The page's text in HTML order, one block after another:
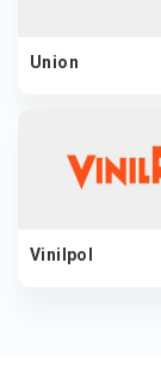
Union
Vinilpol